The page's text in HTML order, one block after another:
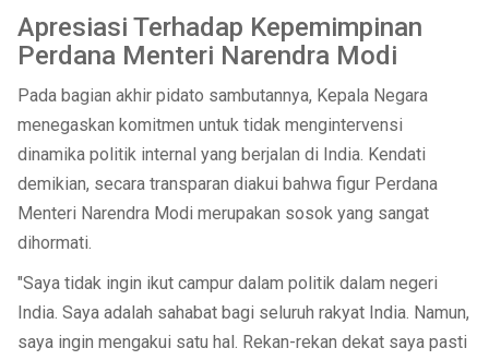
Apresiasi Terhadap Kepemimpinan
Perdana Menteri Narendra Modi
Pada bagian akhir pidato sambutannya, Kepala Negara
menegaskan komitmen untuk tidak mengintervensi
dinamika politik internal yang berjalan di India. Kendati
demikian, secara transparan diakui bahwa figur Perdana
Menteri Narendra Modi merupakan sosok yang sangat
dihormati.
"Saya tidak ingin ikut campur dalam politik dalam negeri
India. Saya adalah sahabat bagi seluruh rakyat India. Namun,
saya ingin mengakui satu hal. Rekan-rekan dekat saya pasti